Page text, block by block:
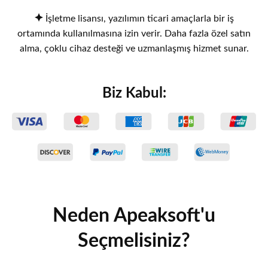
İşletme lisansı, yazılımın ticari amaçlarla bir iş
ortamında kullanılmasına izin verir. Daha fazla özel satın
alma, çoklu cihaz desteği ve uzmanlaşmış hizmet sunar.
Biz Kabul:
Neden Apeaksoft'u
Seçmelisiniz?